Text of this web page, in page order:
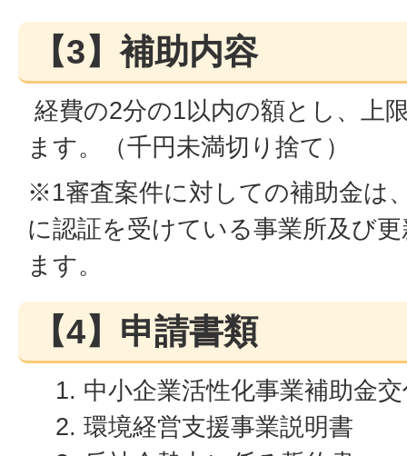
【3】補助内容
経費の2分の1以内の額とし、上
ます。（千円未満切り捨て）
※1審査案件に対しての補助金は
に認証を受けている事業所及び
ます。
【4】申請書類
中小企業活性化事業補助金
環境経営支援事業説明書